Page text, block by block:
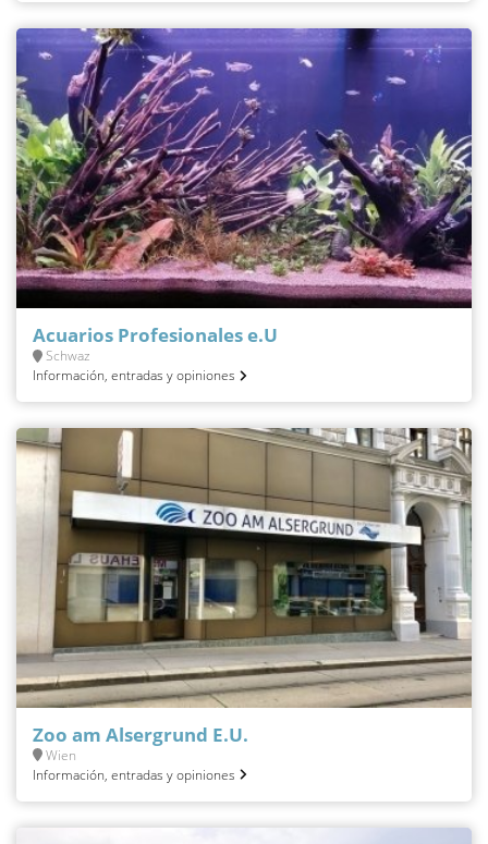
Acuarios Profesionales e.U
Schwaz
Información, entradas y opiniones
Zoo am Alsergrund E.U.
Wien
Información, entradas y opiniones